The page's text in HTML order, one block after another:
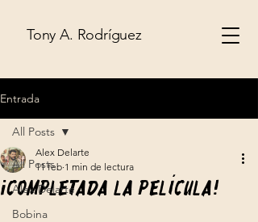
Tony A. Rodríguez
Entrada
All Posts
Alex Delarte
Bobina
All Posts
¡Completada la película!
Alex Delarte
11 feb 1 min de lectura